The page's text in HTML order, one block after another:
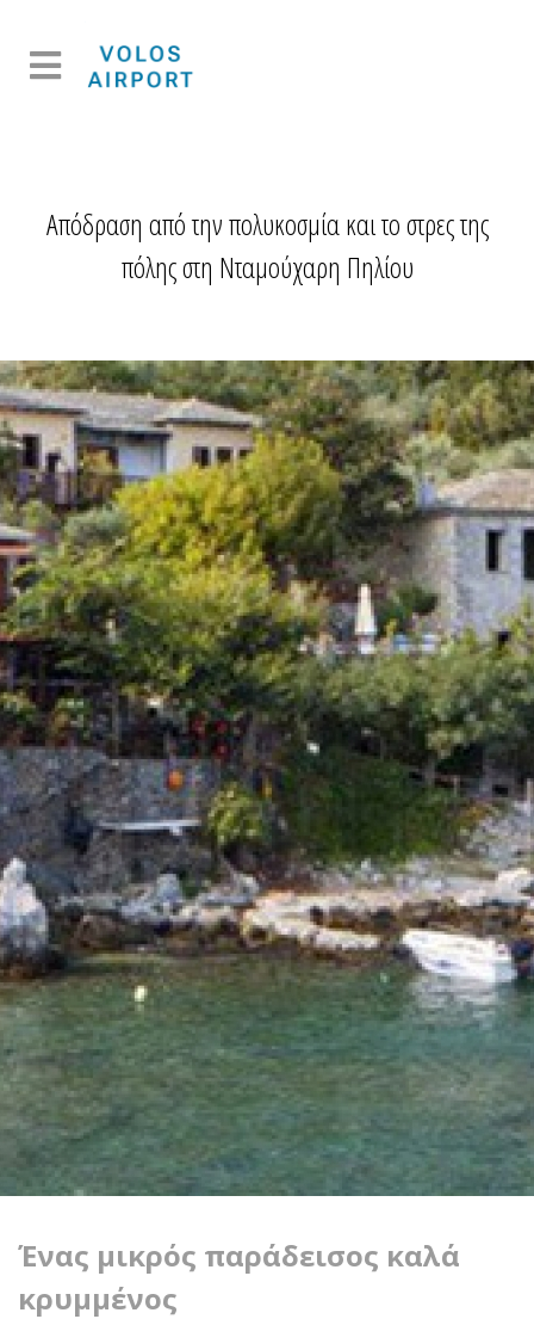
Απόδραση από την πολυκοσμία και το στρες της
πόλης στη Νταμούχαρη Πηλίου
Ένας μικρός παράδεισος καλά
κρυμμένος